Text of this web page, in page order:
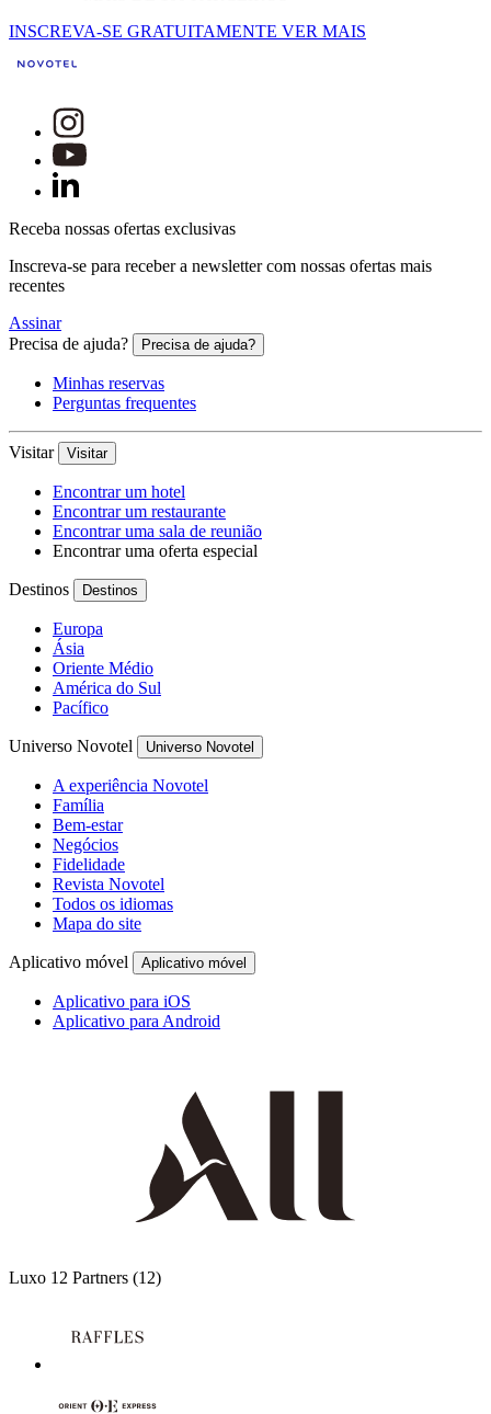
INSCREVA-SE GRATUITAMENTE VER MAIS
Receba nossas ofertas exclusivas
Inscreva-se para receber a newsletter com nossas ofertas mais
recentes
Assinar
Precisa de ajuda?
Precisa de ajuda?
Minhas reservas
Perguntas frequentes
Visitar Visitar
Encontrar um hotel
Encontrar um restaurante
Encontrar uma sala de reunião
Encontrar uma oferta especial
Destinos Destinos
Europa
Ásia
Oriente Médio
América do Sul
Pacífico
Universo Novotel Universo Novotel
A experiência Novotel
Família
Bem-estar
Negócios
Fidelidade
Revista Novotel
Todos os idiomas
Mapa do site
Aplicativo móvel Aplicativo móvel
Aplicativo para iOS
Aplicativo para Android
Luxo 12 Partners (12)